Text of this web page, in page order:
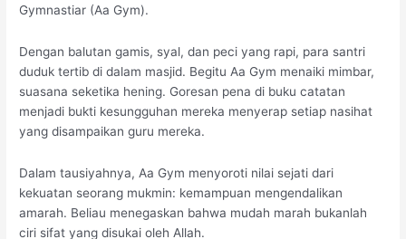
Gymnastiar (Aa Gym).
Dengan balutan gamis, syal, dan peci yang rapi, para santri
duduk tertib di dalam masjid. Begitu Aa Gym menaiki mimbar,
suasana seketika hening. Goresan pena di buku catatan
menjadi bukti kesungguhan mereka menyerap setiap nasihat
yang disampaikan guru mereka.
Dalam tausiyahnya, Aa Gym menyoroti nilai sejati dari
kekuatan seorang mukmin: kemampuan mengendalikan
amarah. Beliau menegaskan bahwa mudah marah bukanlah
ciri sifat yang disukai oleh Allah.